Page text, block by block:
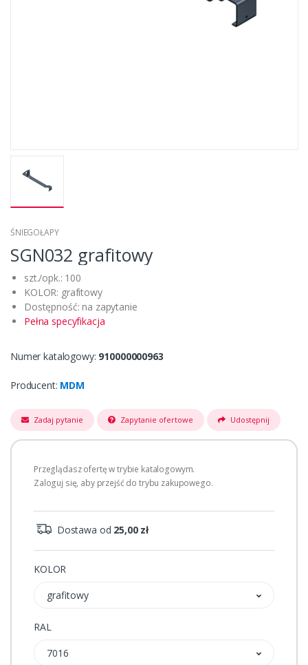
ŚNIEGOŁAPY
SGN032 grafitowy
szt./opk.: 100
KOLOR: grafitowy
Dostępność: na zapytanie
Pełna specyfikacja
Numer katalogowy: 910000000963
Producent: MDM
Zadaj pytanie Zapytanie ofertowe Udostępnij
Przeglądasz ofertę w trybie katalogowym.
Zaloguj się, aby przejść do trybu zakupowego.
Dostawa od 25,00 zł
KOLOR
grafitowy
RAL
7016